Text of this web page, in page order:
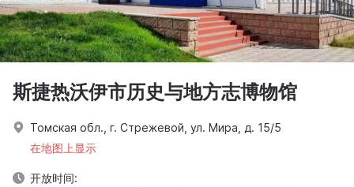
斯捷热沃伊市历史与地方志博物馆
Томская обл., г. Стрежевой, ул. Мира, д. 15/5
在地图上显示
开放时间: